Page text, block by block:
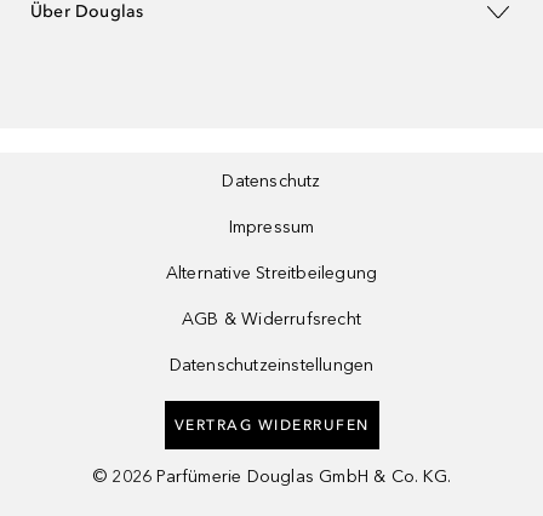
Über Douglas
Datenschutz
Impressum
Alternative Streitbeilegung
AGB & Widerrufsrecht
Datenschutzeinstellungen
VERTRAG WIDERRUFEN
© 2026 Parfümerie Douglas GmbH & Co. KG.